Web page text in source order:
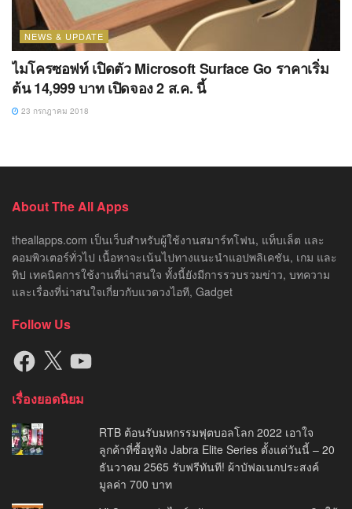
NEWS & UPDATE
ไมโครซอฟท์ เปิดตัว Microsoft Surface Go ราคาเริ่ม
ต้น 14,999 บาท เปิดจอง 2 ส.ค. นี้
23 กรกฎาคม 2018
About The All Apps
theallapps.com เป็นเว็บสำหรับผู้ใช้งานสมาร์ทโฟน, แท็บเล็ต และ
คอมพิวเตอร์ทั่วไป เนื้อหาจะเน้นไปทางแนะนำแอปพลิเคชัน, เกม และ
ทิป เทคนิคการใช้งานที่น่าสนใจ ทั้งนี้ยังมีการรวบรวมข่าว, บทความ
และเรื่องที่น่าสนใจเกี่ยวกับแวดวงไอที, Gadget
Follow Us
Facebook
X YouTube
เรื่องยอดนิยม
RTB ต้อนรับมหกรรมฟุตบอลโลก 2022 เอาใจ
ลูกค้าที่ซื้อหูฟัง Jabra Elite Series ตั้งแต่วันนี้ – 20
ธันวาคม 2565 รับฟรีทันที! ผ้าบัฟอเนกประสงค์
มูลค่า 700 บาท